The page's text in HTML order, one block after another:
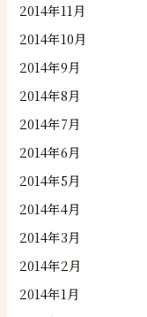
2014年11月
2014年10月
2014年9月
2014年8月
2014年7月
2014年6月
2014年5月
2014年4月
2014年3月
2014年2月
2014年1月